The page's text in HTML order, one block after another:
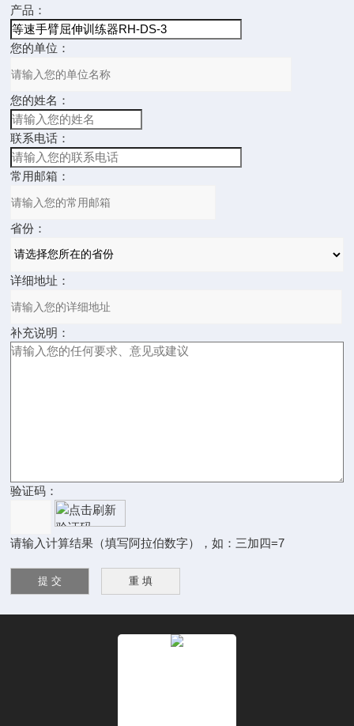
产品：
您的单位：
您的姓名：
联系电话：
常用邮箱：
省份：
详细地址：
补充说明：
验证码：
请输入计算结果（填写阿拉伯数字），如：三加四=7